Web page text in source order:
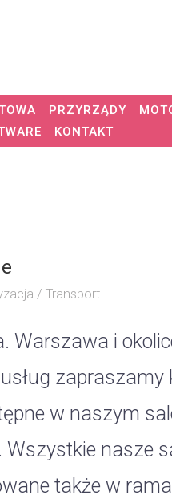
PRZYRZĄDY
KONTAKT
/ Transport
Warszawa i
zapraszamy
w naszym
Wszystkie nasze
także w